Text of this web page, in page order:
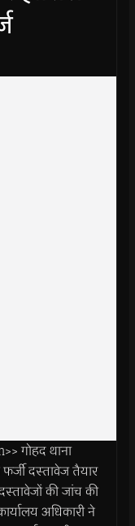
गोहद थाना
दस्तावेज तैयार
की जांच की
अधिकारी ने